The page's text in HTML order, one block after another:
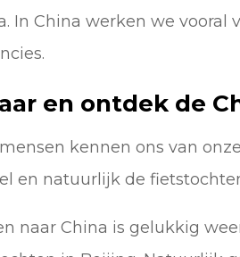
In China werken we
en ontdek de
kennen ons van
en natuurlijk de
naar China is gelukkig